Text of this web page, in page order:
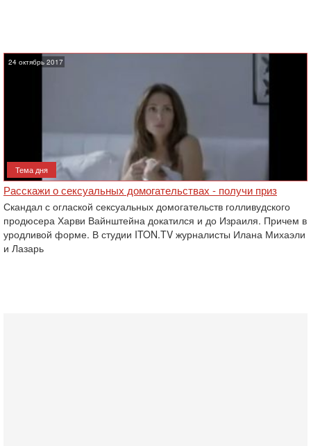
24 октябрь 2017
Тема дня
Расскажи о сексуальных домогательствах - получи приз
Скандал с оглаской сексуальных домогательств голливудского
продюсера Харви Вайнштейна ‎докатился и до Израиля. Причем в
уродливой форме. В студии ITON.TV журналисты Илана Михаэли
и Лазарь